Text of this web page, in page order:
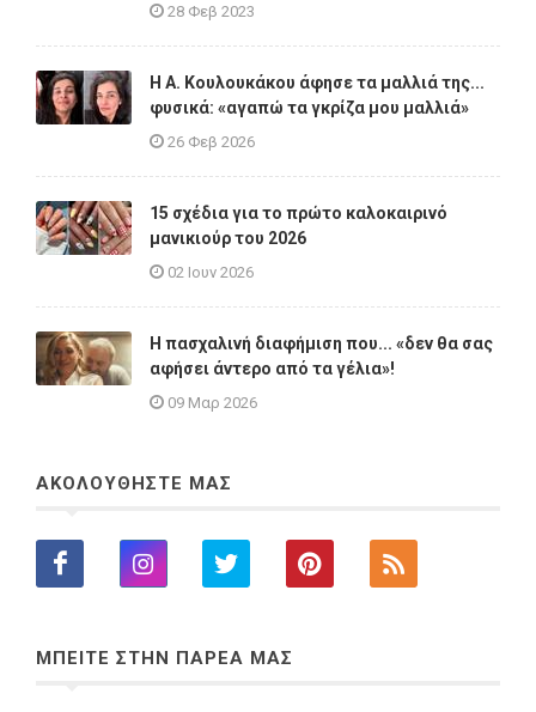
28 Φεβ 2023
Η A. Κουλουκάκου άφησε τα μαλλιά της...
φυσικά: «αγαπώ τα γκρίζα μου μαλλιά»
26 Φεβ 2026
15 σχέδια για το πρώτο καλοκαιρινό
μανικιούρ του 2026
02 Ιουν 2026
Η πασχαλινή διαφήμιση που... «δεν θα σας
αφήσει άντερο από τα γέλια»!
09 Μαρ 2026
ΑΚΟΛΟΥΘΗΣΤΕ ΜΑΣ
ΜΠΕΙΤΕ ΣΤΗΝ ΠΑΡΕΑ ΜΑΣ